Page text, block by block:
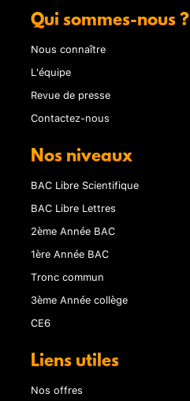
Qui sommes-nous ?
Nous connaître
L'équipe
Revue de presse
Contactez-nous
Nos niveaux
BAC Libre Scientifique
BAC Libre Lettres
2ème Année BAC
1ère Année BAC
Tronc commun
3ème Année collège
CE6
Liens utiles
Nos offres